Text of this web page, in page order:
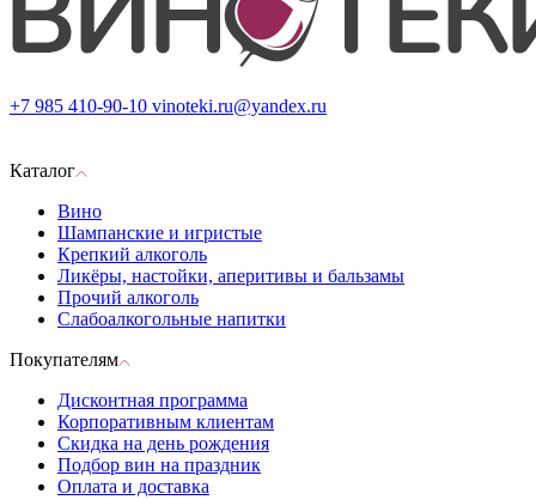
+7 985 410-90-10 vinoteki.ru@yandex.ru
Каталог
Вино
Шампанские и игристые
Крепкий алкоголь
Ликёры, настойки, аперитивы и бальзамы
Прочий алкоголь
Слабоалкогольные напитки
Покупателям
Дисконтная программа
Корпоративным клиентам
Скидка на день рождения
Подбор вин на праздник
Оплата и доставка